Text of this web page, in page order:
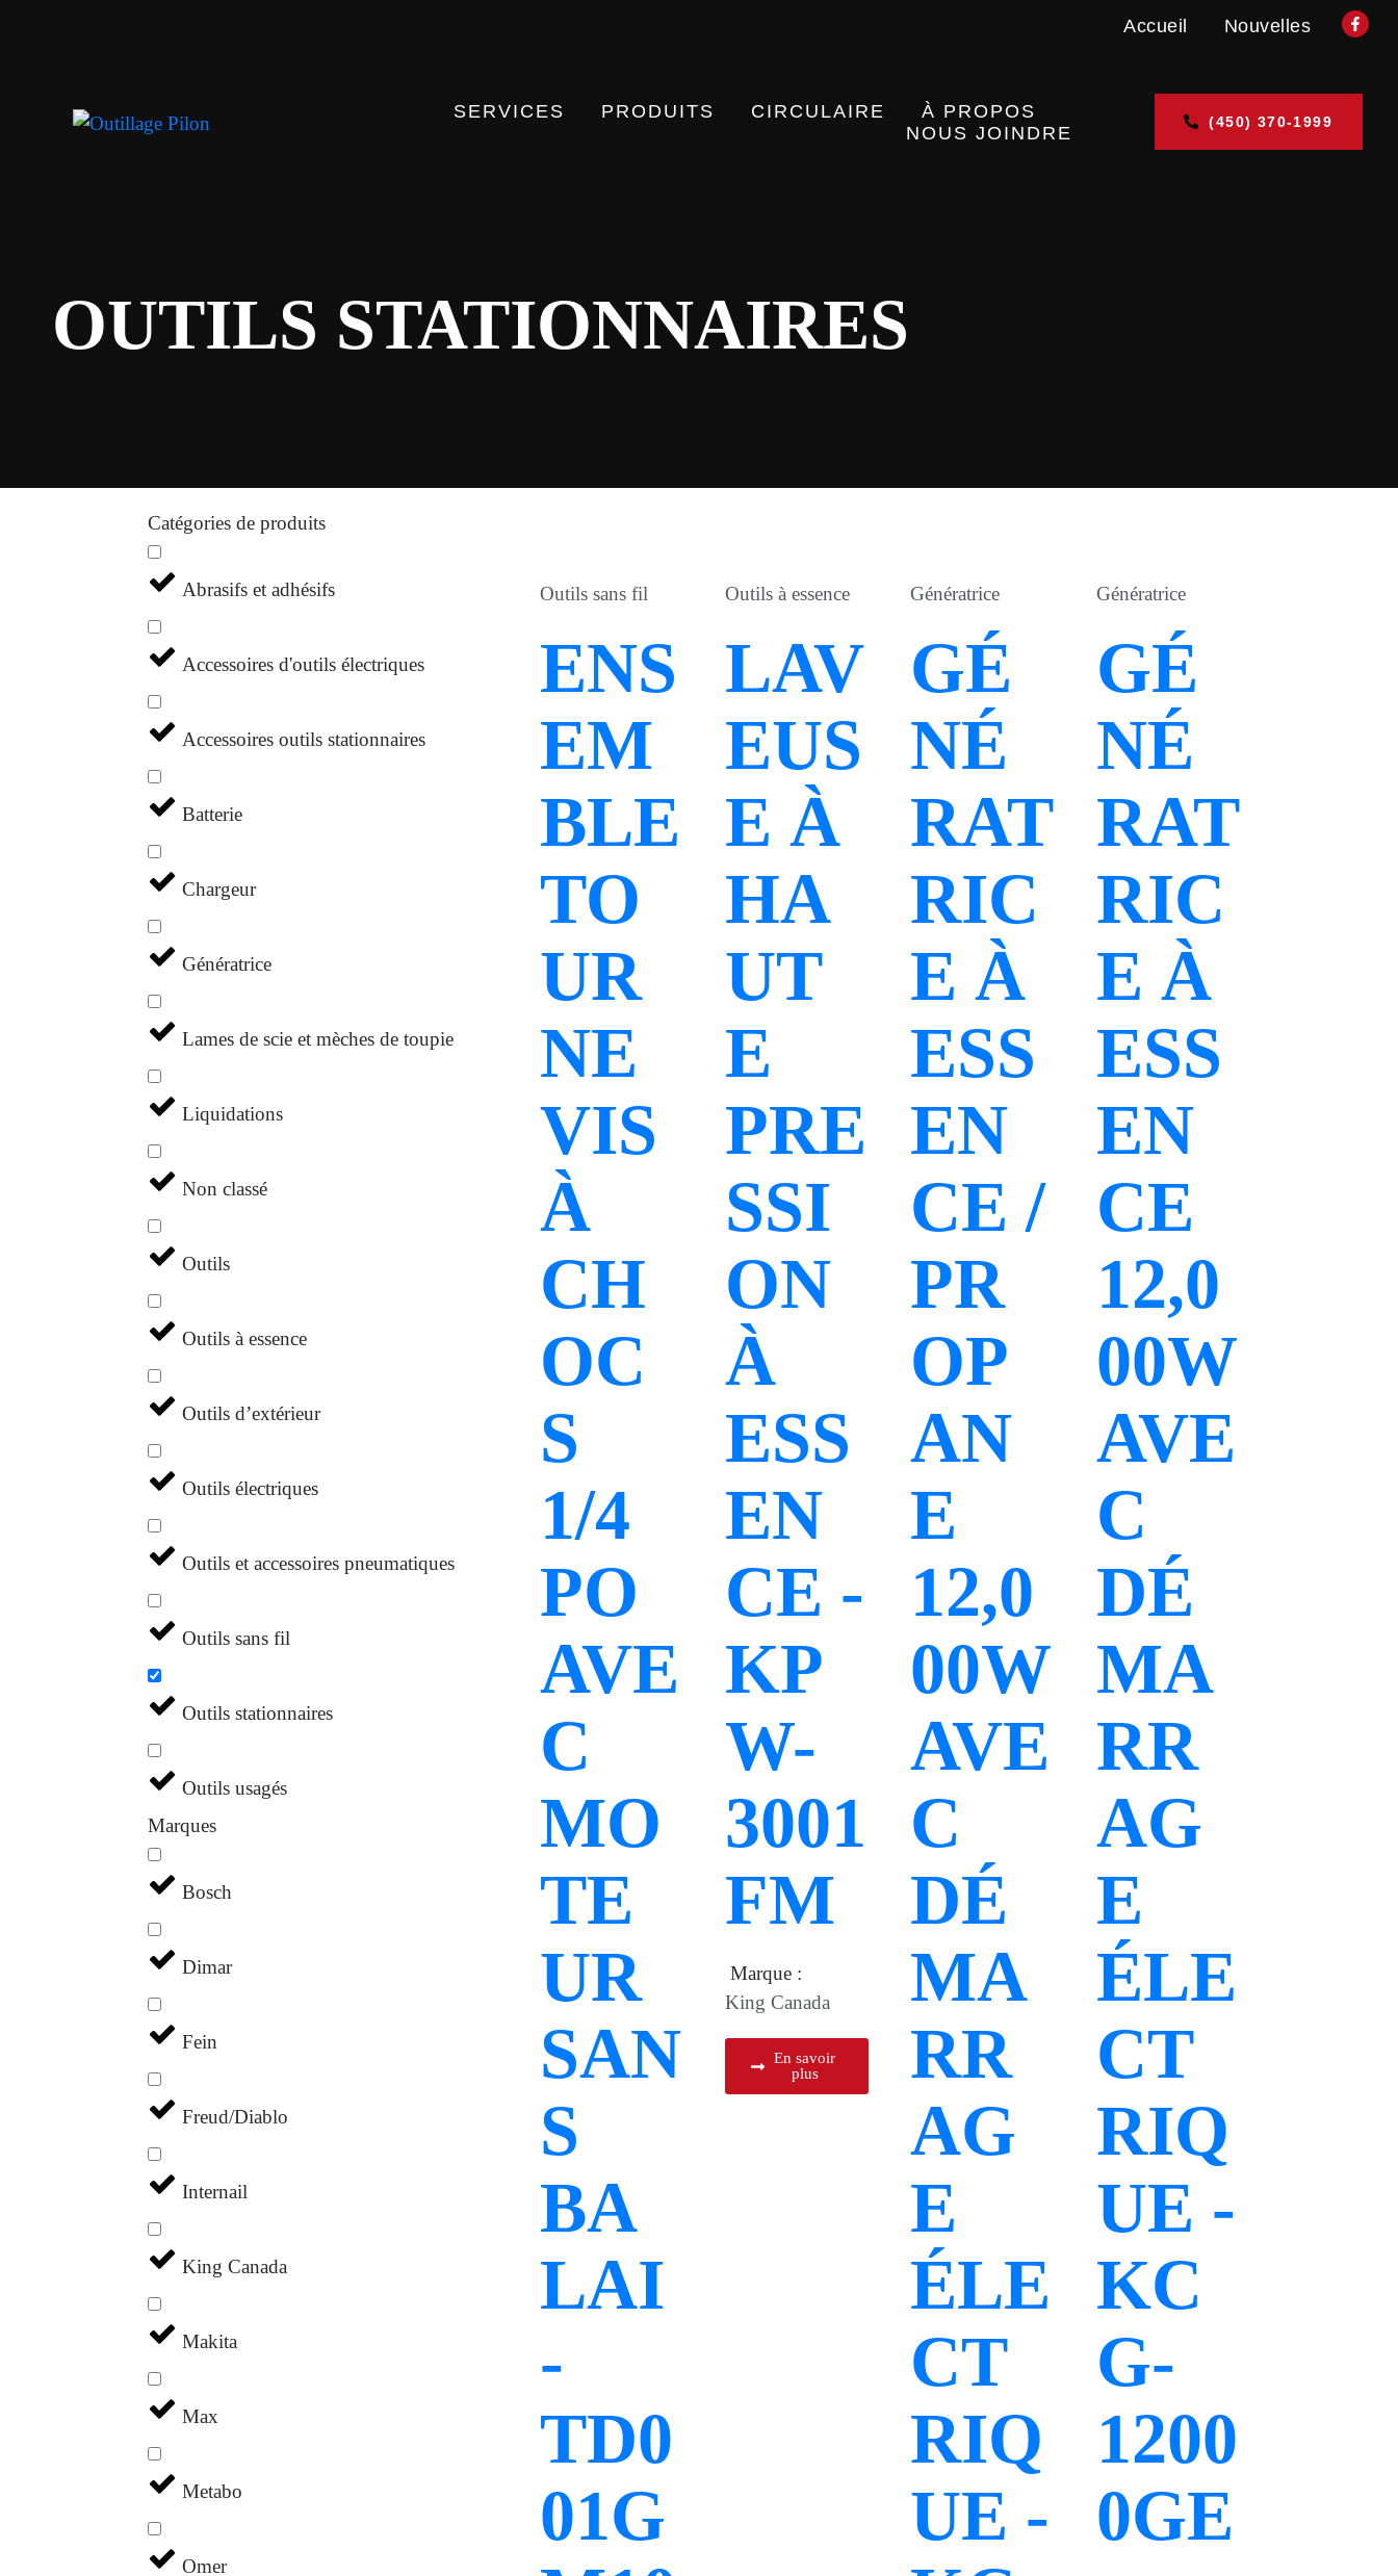
Accueil Nouvelles
SERVICES PRODUITS CIRCULAIRE
À PROPOS
NOUS JOINDRE
(450) 370-1999
OUTILS STATIONNAIRES
Catégories de produits
Abrasifs et adhésifs
Accessoires d'outils électriques
Accessoires outils stationnaires
Batterie
Chargeur
Génératrice
Lames de scie et mèches de toupie
Liquidations
Non classé
Outils
Outils à essence
Outils d’extérieur
Outils électriques
Outils et accessoires pneumatiques
Outils sans fil
Outils stationnaires
Outils usagés
Marques
Bosch
Dimar
Fein
Freud/Diablo
Internail
King Canada
Makita
Max
Metabo
Omer
Outils sans fil
ENS
EM
BLE
TO
UR
NE
VIS
À
CH
OC
S
1/4
PO
AVE
C
MO
TE
UR
SAN
S
BA
LAI
-
TD0
01G
Outils à essence
LAV
EUS
E À
HA
UT
E
PRE
SSI
ON
À
ESS
EN
CE -
KP
W-
3001
FM
Marque :
King Canada
En savoir
plus
Génératrice
GÉ
NÉ
RAT
RIC
E À
ESS
EN
CE /
PR
OP
AN
E
12,0
00W
AVE
C
DÉ
MA
RR
AG
E
ÉLE
CT
RIQ
UE -
Génératrice
GÉ
NÉ
RAT
RIC
E À
ESS
EN
CE
12,0
00W
AVE
C
DÉ
MA
RR
AG
E
ÉLE
CT
RIQ
UE -
KC
G-
1200
0GE